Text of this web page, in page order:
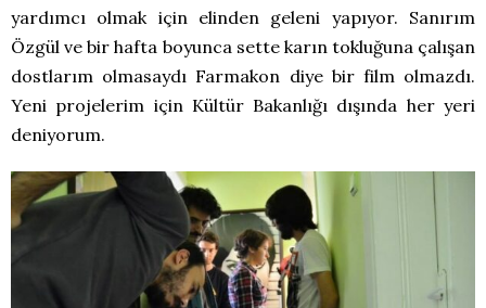
yardımcı olmak için elinden geleni yapıyor. Sanırım
Özgül ve bir hafta boyunca sette karın tokluğuna çalışan
dostlarım olmasaydı Farmakon diye bir film olmazdı.
Yeni projelerim için Kültür Bakanlığı dışında her yeri
deniyorum.